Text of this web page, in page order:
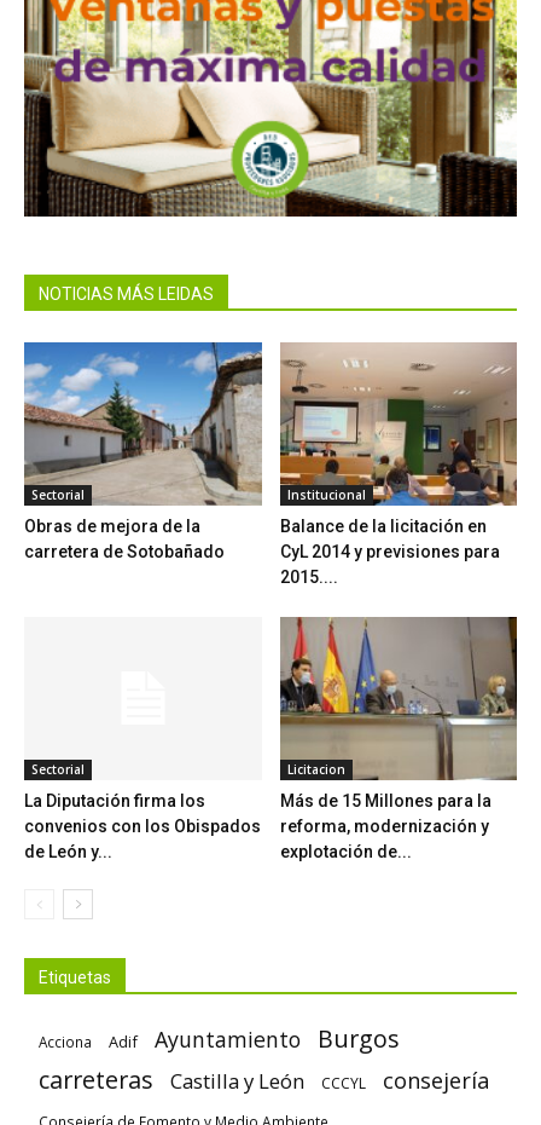
NOTICIAS MÁS LEIDAS
Sectorial
Obras de mejora de la
carretera de Sotobañado
Institucional
Balance de la licitación en
CyL 2014 y previsiones para
2015....
Sectorial
La Diputación firma los
convenios con los Obispados
de León y...
Licitacion
Más de 15 Millones para la
reforma, modernización y
explotación de...
Etiquetas
Acciona Adif Ayuntamiento
Burgos
carreteras
Castilla y León CCCYL consejería